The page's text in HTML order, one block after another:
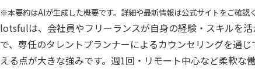
※本要約はAIが生成した概要です。詳細や最新情報は公式サイトをご確認
lotsfulは、会社員やフリーランスが自身の経験・スキルを
で、専任のタレントプランナーによるカウンセリングを通
える点が大きな強みです。週1回・リモート中心など柔軟